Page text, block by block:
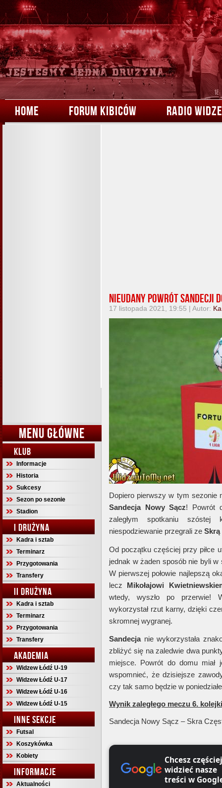
HOME FORUM KIBICÓW RADIO
MENU GŁÓWNE
KLUB
Informacje
Historia
Sukcesy
Sezon po sezonie
Stadion
I DRUŻYNA
Kadra i sztab
Terminarz
Przygotowania
Transfery
II DRUŻYNA
Kadra i sztab
Terminarz
Przygotowania
Transfery
AKADEMIA
Widzew Łódź U-19
Widzew Łódź U-17
Widzew Łódź U-16
Widzew Łódź U-15
INNE SEKCJE
Futsal
Koszykówka
Kobiety
INFORMACJE
Aktualności
Nieudany powrót Sandecji
17 listopada 2021, 19:55 | Autor:
Dopiero pierwszy w tym sezonie
Sandecja Nowy Sącz! Powrót
zaległym spotkaniu szóstej
niespodziewanie przegrali ze Skrą
Od początku częściej przy piłce
jednak w żaden sposób nie byli
W pierwszej połowie najlepszą
lecz Mikołajowi
wtedy, wyszło po przerwie!
wykorzystał rzut karny, dzięki
skromnej wygranej.
Sandecja nie wykorzystała
zbliżyć się na zaledwie dwa
miejsce. Powrót do domu miał
wspomnieć, że dzisiejsze
czy tak samo będzie w
Wynik zaległego meczu 6.
Sandecja Nowy Sącz – Skra
Chcesz częściej
widzieć nasze
treści w